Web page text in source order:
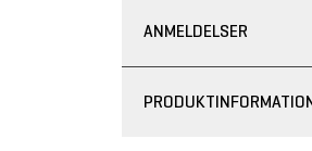
ANMELDELSER